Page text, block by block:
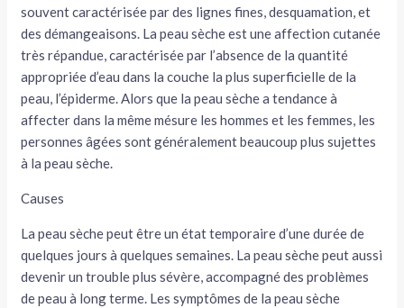
souvent caractérisée par des lignes fines, desquamation, et
des démangeaisons. La peau sèche est une affection cutanée
très répandue, caractérisée par l’absence de la quantité
appropriée d’eau dans la couche la plus superficielle de la
peau, l’épiderme. Alors que la peau sèche a tendance à
affecter dans la même mésure les hommes et les femmes, les
personnes âgées sont généralement beaucoup plus sujettes
à la peau sèche.
Causes
La peau sèche peut être un état temporaire d’une durée de
quelques jours à quelques semaines. La peau sèche peut aussi
devenir un trouble plus sévère, accompagné des problèmes
de peau à long terme. Les symptômes de la peau sèche